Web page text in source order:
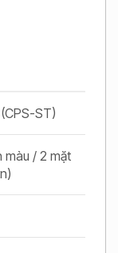
ST)
màu / 2 mặt